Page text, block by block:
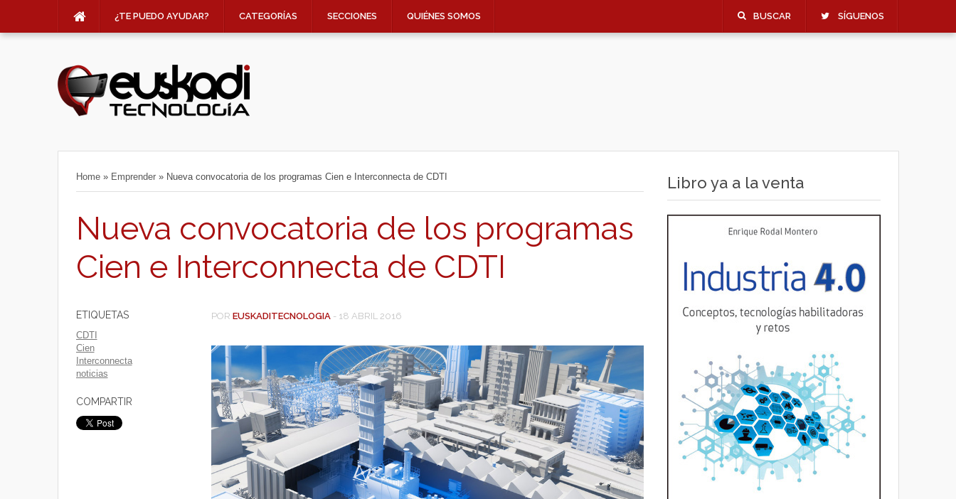
¿TE PUEDO AYUDAR? CATEGORÍAS SECCIONES QUIÉNES SOMOS BUSCAR SÍGUENOS
Home » Emprender » Nueva convocatoria de los programas Cien e Interconnecta de CDTI
Nueva convocatoria de los programas
Cien e Interconnecta de CDTI
ETIQUETAS
CDTI
Cien
Interconnecta
noticias
COMPARTIR
POR EUSKADITECNOLOGIA - 18 ABRIL 2016
Libro ya a la venta